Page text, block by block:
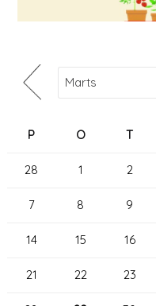
P O T
28 1 2
7 8 9
14 15 16
21 22 23